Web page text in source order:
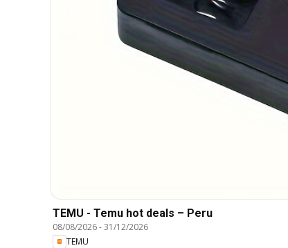
TEMU - Temu hot deals – Peru
08/08/2026-31/12/2026
TEMU